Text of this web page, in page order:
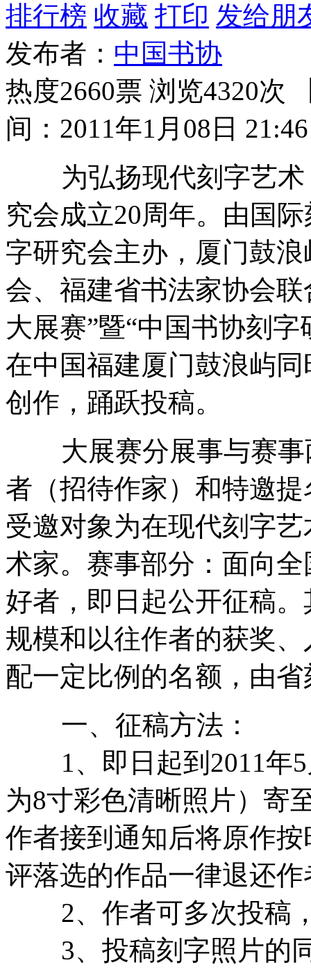
排行榜 收藏 打印 发给朋
发布者： 中国书协
热度2660票 浏览4320次
间：2011年1月08日 21:46
为弘扬现代刻字艺术
究会成立20周年。由国
字研究会主办，厦门鼓
会、福建省书法家协会
大展赛”暨“中国书协刻
在中国福建厦门鼓浪屿
创作，踊跃投稿。
大展赛分展事与赛事
者（招待作家）和特邀
受邀对象为在现代刻字
术家。赛事部分：面向
好者，即日起公开征稿
规模和以往作者的获奖
配一定比例的名额，由
一、征稿方法：
1、即日起到2011年5
为8寸彩色清晰照片）寄
作者接到通知后将原作
评落选的作品一律退还
2、作者可多次投稿
3、投稿刻字照片的同